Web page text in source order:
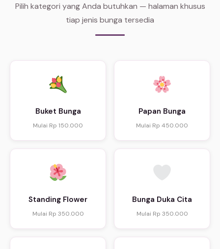
Pilih kategori yang Anda butuhkan — halaman khusus
tiap jenis bunga tersedia
Buket Bunga
Mulai Rp 150.000
Papan Bunga
Mulai Rp 450.000
Standing Flower
Mulai Rp 350.000
Bunga Duka Cita
Mulai Rp 350.000